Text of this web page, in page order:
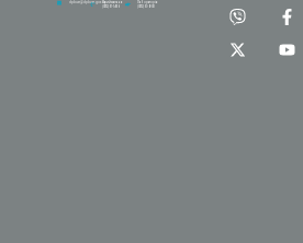
Лабораторія:
(0372) 53-92-00
dpbuvr@dpbuvr.gov.ua Приймальня:
(0372) 51-14-56